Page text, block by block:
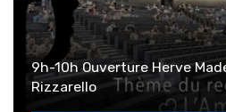
9h-10h Ouverture Herve
Rizzarello